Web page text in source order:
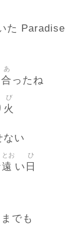
た Paradise
合
あ
ったね
火
び
ない
遠
とお
い 日
ひ
でも